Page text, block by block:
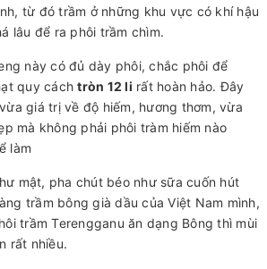
từ đó trầm ở những khu vực có khí hậu
lâu để ra phôi trầm chìm.
này có đủ dày phôi, chắc phôi để
quy cáchtròn 12 li rất hoàn hảo. Đây
giá trị về độ hiếm, hương thơm, vừa
mà không phải phôi tràm hiếm nào
làm
mật, pha chút béo như sữa cuốn hút
trầm bông già dầu của Việt Nam mình,
trầm Terengganu ăn dạng Bông thì mùi
rất nhiều.